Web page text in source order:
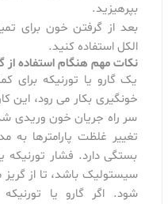
بپرهیزید.
بعد از گرفتن خون برای
الکل استفاده کنید.
نکات مهم هنگام استفاده از
یک گارو یا تورنیکه برای
خونگیری بکار می رود، این
سر راه جریان خون وریدی
تغییر غلظت پارامترها
بستگی دارد. فشار تورنیکه
سیستولیک باشد، تا از
شود. اگر گارو یا